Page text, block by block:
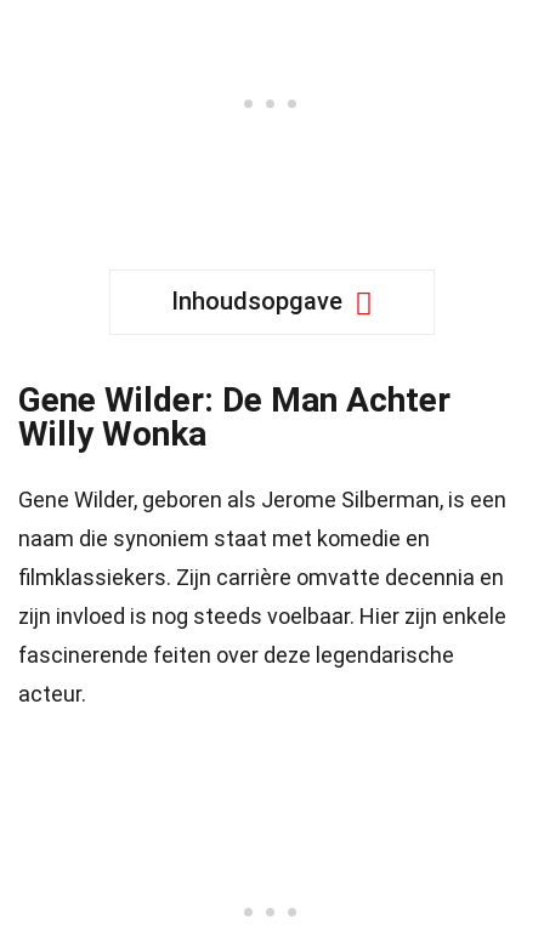
Inhoudsopgave
Gene Wilder: De Man Achter
Willy Wonka
Gene Wilder, geboren als Jerome Silberman, is een
naam die synoniem staat met komedie en
filmklassiekers. Zijn carrière omvatte decennia en
zijn invloed is nog steeds voelbaar. Hier zijn enkele
fascinerende feiten over deze legendarische
acteur.